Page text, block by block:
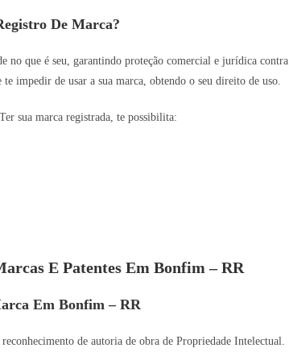
De Marca?
no que é seu, garantindo proteção comercial e jurídica contra
impedir de usar a sua marca, obtendo o seu direito de uso.
sua marca registrada, te possibilita:
E Patentes Em Bonfim – RR
Em Bonfim – RR
de autoria de obra de Propriedade Intelectual.